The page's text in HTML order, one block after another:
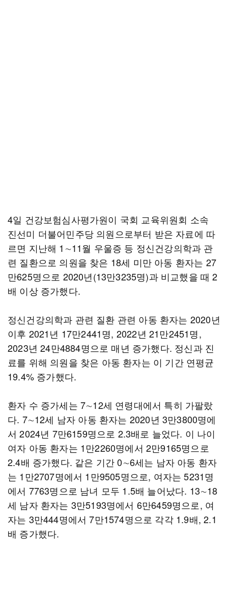
4일 건강보험심사평가원이 국회 교육위원회 소속
진선미 더불어민주당 의원으로부터 받은 자료에 따
르면 지난해 1∼11월 우울증 등 정신건강의학과 관
련 질환으로 의원을 찾은 18세 미만 아동 환자는 27
만625명으로 2020년(13만3235명)과 비교했을 때 2
배 이상 증가했다.
정신건강의학과 관련 질환 관련 아동 환자는 2020년
이후 2021년 17만2441명, 2022년 21만2451명,
2023년 24만4884명으로 매년 증가했다. 정신과 진
료를 위해 의원을 찾은 아동 환자는 이 기간 연평균
19.4% 증가했다.
환자 수 증가세는 7∼12세 연령대에서 특히 가팔랐
다. 7∼12세 남자 아동 환자는 2020년 3만3800명에
서 2024년 7만6159명으로 2.3배로 늘었다. 이 나이
여자 아동 환자는 1만2260명에서 2만9165명으로
2.4배 증가했다. 같은 기간 0∼6세는 남자 아동 환자
는 1만2707명에서 1만9505명으로, 여자는 5231명
에서 7763명으로 남녀 모두 1.5배 늘어났다. 13∼18
세 남자 환자는 3만5193명에서 6만6459명으로, 여
자는 3만444명에서 7만1574명으로 각각 1.9배, 2.1
배 증가했다.